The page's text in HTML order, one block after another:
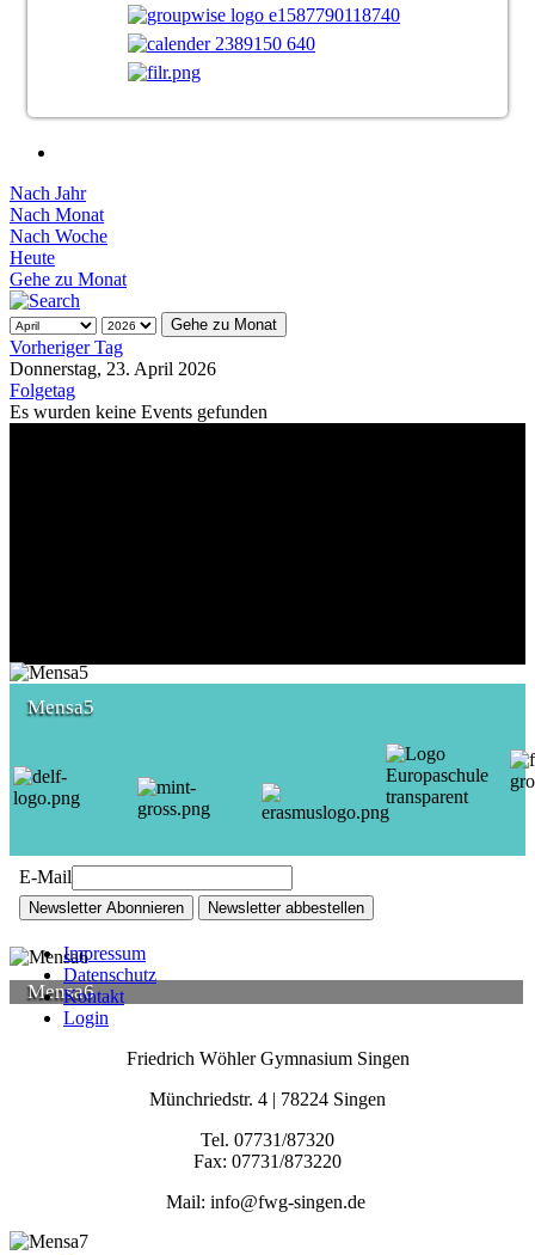
Nach Jahr
Nach Monat
Nach Woche
Heute
Gehe zu Monat
Gehe zu Monat
Vorheriger Tag
Donnerstag, 23. April 2026
Folgetag
Es wurden keine Events gefunden
Mensa5
Mensa6
E-Mail
Newsletter Abonnieren Newsletter abbestellen
Impressum
Datenschutz
Kontakt
Login
Friedrich Wöhler Gymnasium Singen
Münchriedstr. 4 | 78224 Singen
Tel. 07731/87320
Fax: 07731/873220
Mail: info@fwg-singen.de